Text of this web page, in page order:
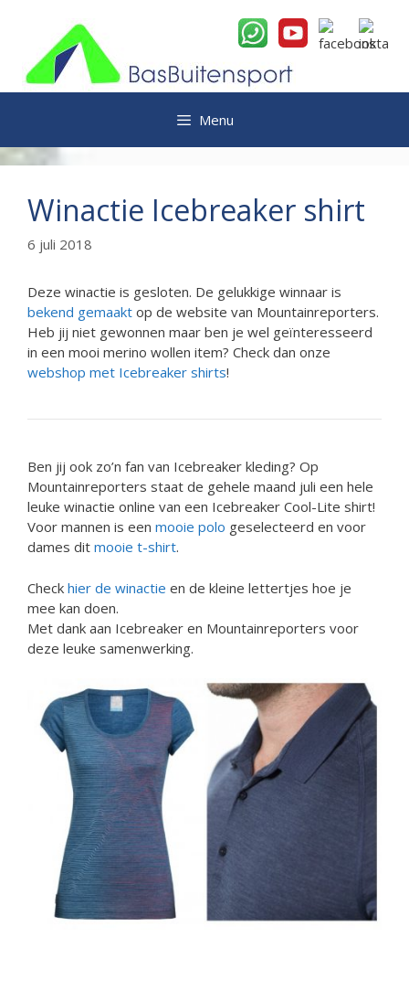
inhoud
Menu
Winactie Icebreaker shirt
6 juli 2018
Deze winactie is gesloten. De gelukkige winnaar is
bekend gemaakt op de website van Mountainreporters.
Heb jij niet gewonnen maar ben je wel geïnteresseerd
in een mooi merino wollen item? Check dan onze
webshop met Icebreaker shirts!
Ben jij ook zo’n fan van Icebreaker kleding? Op
Mountainreporters staat de gehele maand juli een hele
leuke winactie online van een Icebreaker Cool-Lite shirt!
Voor mannen is een mooie polo geselecteerd en voor
dames dit mooie t-shirt.
Check hier de winactie en de kleine lettertjes hoe je
mee kan doen.
Met dank aan Icebreaker en Mountainreporters voor
deze leuke samenwerking.